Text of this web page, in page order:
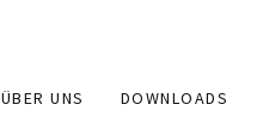
ÜBER UNS DOWNLOADS